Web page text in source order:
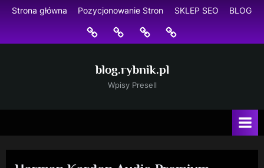
Skip
content
Strona główna Pozycjonowanie Stron SKLEP SEO BLOG
Strona
główna
Pozycjonowanie
Stron
SKLEP
SEO
BLOG
blog.rybnik.pl
Wpisy Presell